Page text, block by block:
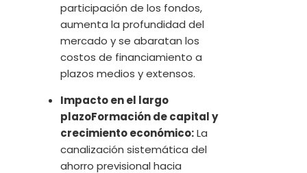
participación de los fondos,
aumenta la profundidad del
mercado y se abaratan los
costos de financiamiento a
plazos medios y extensos.
Impacto en el largo
plazoFormación de capital y
crecimiento económico:La
canalización sistemática del
ahorro previsional hacia